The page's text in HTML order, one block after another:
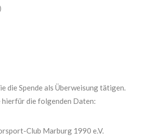
die Spende als Überweisung tätigen.
hierfür die folgenden Daten:
Club Marburg 1990 e.V.